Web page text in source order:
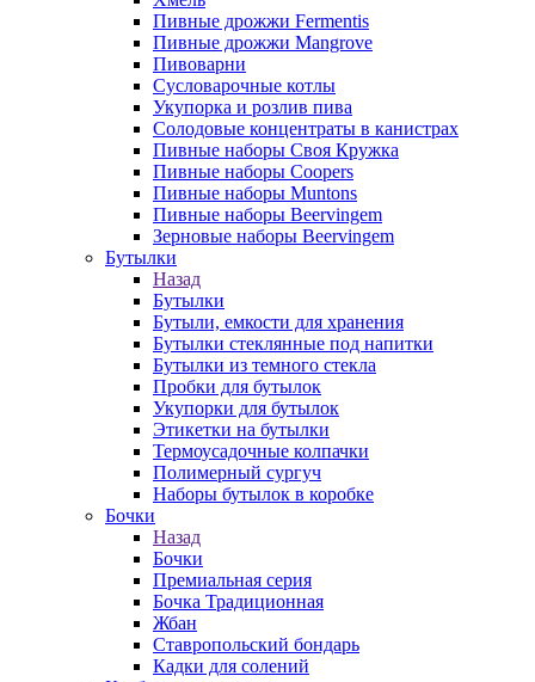
Пивные дрожжи Fermentis
Пивные дрожжи Mangrove
Пивоварни
Сусловарочные котлы
Укупорка и розлив пива
Солодовые концентраты в канистрах
Пивные наборы Своя Кружка
Пивные наборы Coopers
Пивные наборы Muntons
Пивные наборы Beervingem
Зерновые наборы Beervingem
Бутылки
Назад
Бутылки
Бутыли, емкости для хранения
Бутылки стеклянные под напитки
Бутылки из темного стекла
Пробки для бутылок
Укупорки для бутылок
Этикетки на бутылки
Термоусадочные колпачки
Полимерный сургуч
Наборы бутылок в коробке
Бочки
Назад
Бочки
Премиальная серия
Бочка Традиционная
Жбан
Ставропольский бондарь
Кадки для солений